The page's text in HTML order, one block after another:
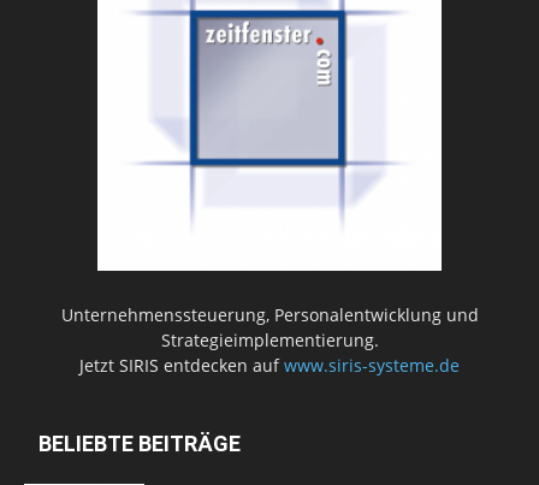
Unternehmenssteuerung, Personalentwicklung und
Strategieimplementierung.
Jetzt SIRIS entdecken aufwww.siris-systeme.de
BELIEBTE BEITRÄGE